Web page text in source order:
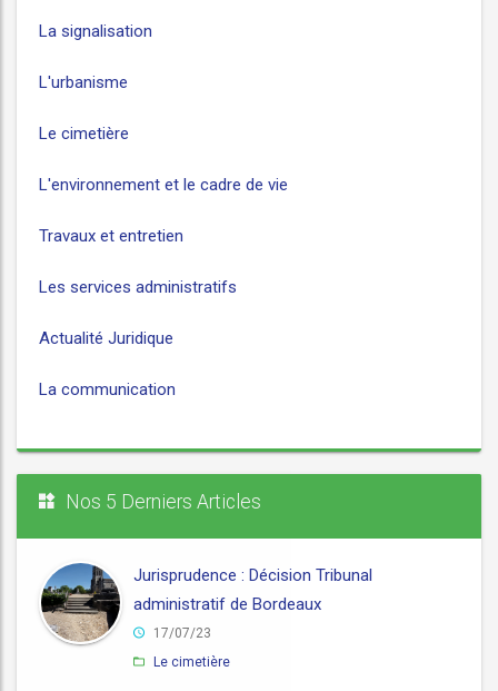
La signalisation
L'urbanisme
Le cimetière
L'environnement et le cadre de vie
Travaux et entretien
Les services administratifs
Actualité Juridique
La communication
Nos 5 Derniers Articles
Jurisprudence : Décision Tribunal
administratif de Bordeaux
17/07/23
Le cimetière